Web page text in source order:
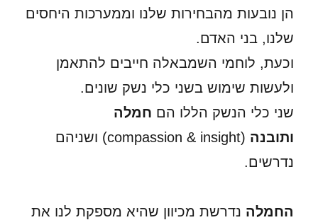
הן נובעות מהבחירות שלנו וממערכות היחסים
שלנו, בני האדם.
וכעת, לוחמי השמבאלה חייבים להתאמן
ולעשות שימוש בשני כלי נשק שונים.
שני כלי הנשק הללו הם חמלה
ותובנה
(compassion & insight) ושניהם
נדרשים.
החמלה נדרשת מכיוון שהיא מספקת לנו את